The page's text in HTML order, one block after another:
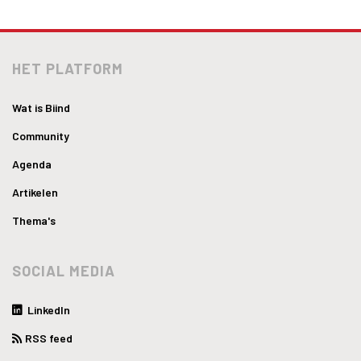
HET PLATFORM
Wat is Biind
Community
Agenda
Artikelen
Thema's
SOCIAL MEDIA
LinkedIn
RSS feed